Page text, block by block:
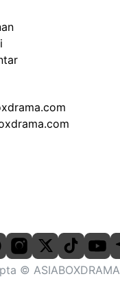
© ASIABOXDRAMA